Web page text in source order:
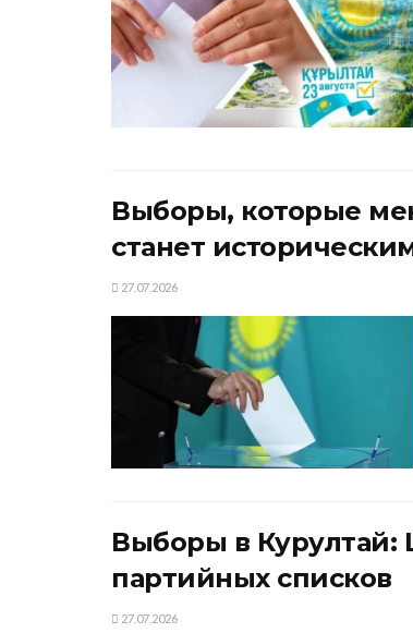
Выборы, которые
станет
27.07.2026
Выборы в Курултай:
партийных списков
27.07.2026